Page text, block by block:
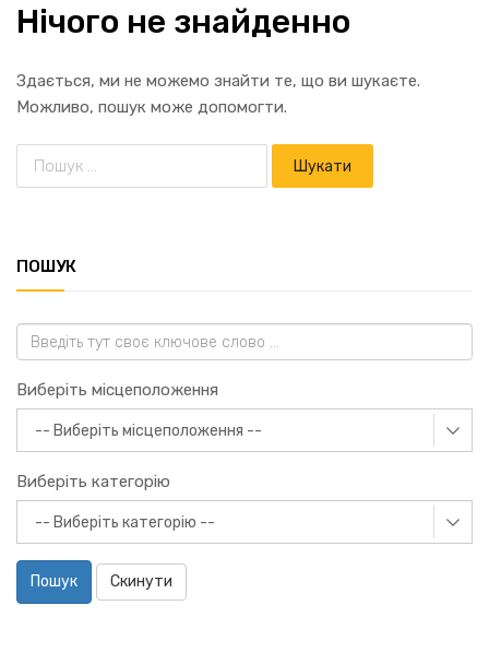
Нічого не знайденно
Здається, ми не можемо знайти те, що ви шукаєте.
Можливо, пошук може допомогти.
ПОШУК
Виберіть місцеположення
Виберіть категорію
Пошук Скинути